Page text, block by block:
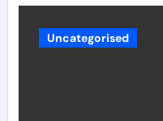
Uncategorised